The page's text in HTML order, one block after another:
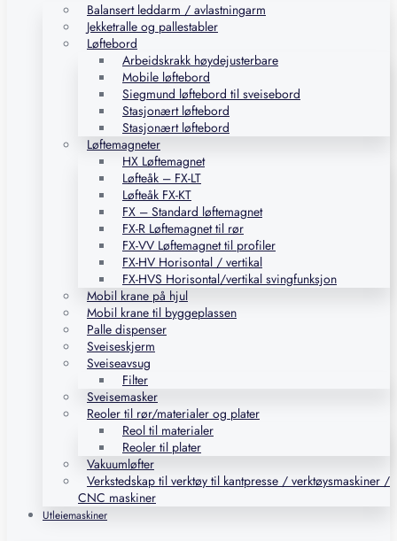
Balansert leddarm / avlastningarm
Jekketralle og pallestabler
Løftebord
Arbeidskrakk høydejusterbare
Mobile løftebord
Siegmund løftebord til sveisebord
Stasjonært løftebord
Stasjonært løftebord
Løftemagneter
HX Løftemagnet
Løfteåk – FX-LT
Løfteåk FX-KT
FX – Standard løftemagnet
FX-R Løftemagnet til rør
FX-VV Løftemagnet til profiler
FX-HV Horisontal / vertikal
FX-HVS Horisontal/vertikal svingfunksjon
Mobil krane på hjul
Mobil krane til byggeplassen
Palle dispenser
Sveiseskjerm
Sveiseavsug
Filter
Sveisemasker
Reoler til rør/materialer og plater
Reol til materialer
Reoler til plater
Vakuumløfter
Verkstedskap til verktøy til kantpresse / verktøysmaskiner /
CNC maskiner
Utleiemaskiner